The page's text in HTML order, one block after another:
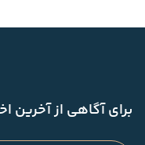
برای آگاهی از آخرین